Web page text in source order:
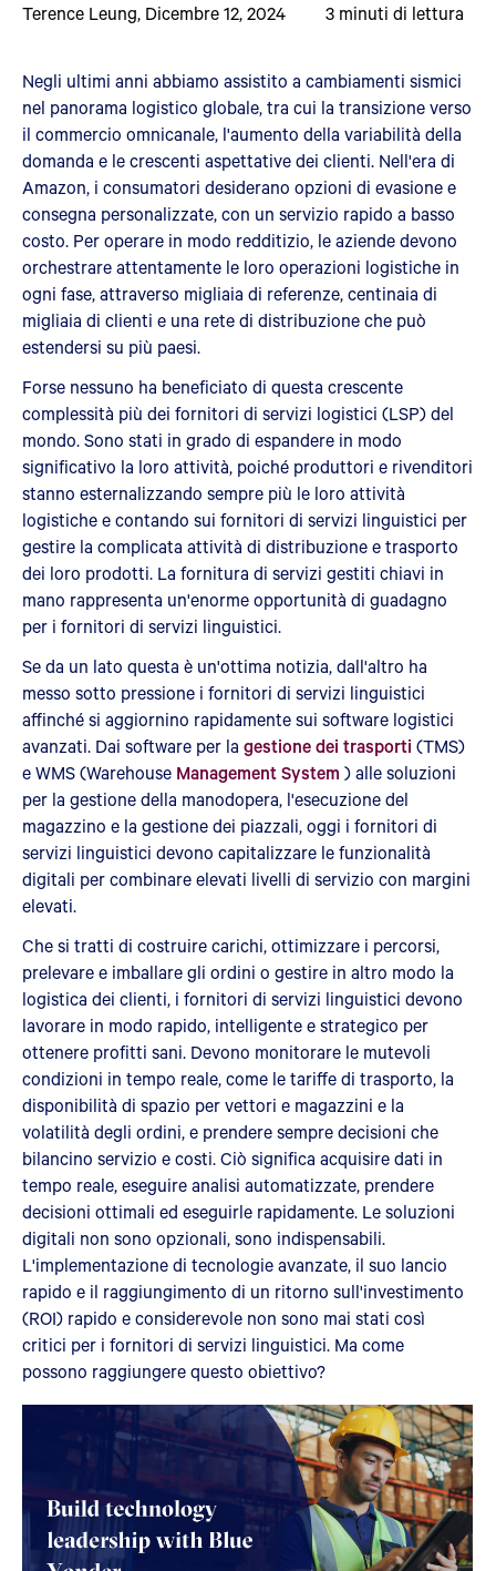
Terence Leung, Dicembre 12, 2024 3 minuti di lettura
Negli ultimi anni abbiamo assistito a cambiamenti sismici
nel panorama logistico globale, tra cui la transizione verso
il commercio omnicanale, l'aumento della variabilità della
domanda e le crescenti aspettative dei clienti. Nell'era di
Amazon, i consumatori desiderano opzioni di evasione e
consegna personalizzate, con un servizio rapido a basso
costo. Per operare in modo redditizio, le aziende devono
orchestrare attentamente le loro operazioni logistiche in
ogni fase, attraverso migliaia di referenze, centinaia di
migliaia di clienti e una rete di distribuzione che può
estendersi su più paesi.
Forse nessuno ha beneficiato di questa crescente
complessità più dei fornitori di servizi logistici (LSP) del
mondo. Sono stati in grado di espandere in modo
significativo la loro attività, poiché produttori e rivenditori
stanno esternalizzando sempre più le loro attività
logistiche e contando sui fornitori di servizi linguistici per
gestire la complicata attività di distribuzione e trasporto
dei loro prodotti. La fornitura di servizi gestiti chiavi in
mano rappresenta un'enorme opportunità di guadagno
per i fornitori di servizi linguistici.
Se da un lato questa è un'ottima notizia, dall'altro ha
messo sotto pressione i fornitori di servizi linguistici
affinché si aggiornino rapidamente sui software logistici
avanzati. Dai software per la gestione dei trasporti (TMS)
e WMS (Warehouse Management System ) alle soluzioni
per la gestione della manodopera, l'esecuzione del
magazzino e la gestione dei piazzali, oggi i fornitori di
servizi linguistici devono capitalizzare le funzionalità
digitali per combinare elevati livelli di servizio con margini
elevati.
Che si tratti di costruire carichi, ottimizzare i percorsi,
prelevare e imballare gli ordini o gestire in altro modo la
logistica dei clienti, i fornitori di servizi linguistici devono
lavorare in modo rapido, intelligente e strategico per
ottenere profitti sani. Devono monitorare le mutevoli
condizioni in tempo reale, come le tariffe di trasporto, la
disponibilità di spazio per vettori e magazzini e la
volatilità degli ordini, e prendere sempre decisioni che
bilancino servizio e costi. Ciò significa acquisire dati in
tempo reale, eseguire analisi automatizzate, prendere
decisioni ottimali ed eseguirle rapidamente. Le soluzioni
digitali non sono opzionali, sono indispensabili.
L'implementazione di tecnologie avanzate, il suo lancio
rapido e il raggiungimento di un ritorno sull'investimento
(ROI) rapido e considerevole non sono mai stati così
critici per i fornitori di servizi linguistici. Ma come
possono raggiungere questo obiettivo?